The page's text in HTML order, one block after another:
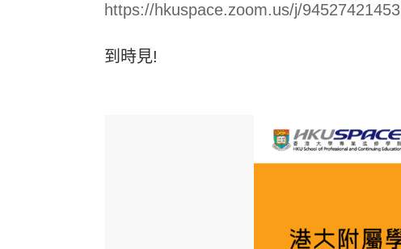
https://hkuspace.zoom.us/j/94527421453
到時見!